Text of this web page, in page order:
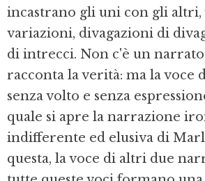
incastrano gli uni con gli
variazioni, divagazioni di
di intrecci. Non c'è un
racconta la verità: ma la voce
senza volto e senza
quale si apre la narrazione
indifferente ed elusiva di
questa, la voce di altri due